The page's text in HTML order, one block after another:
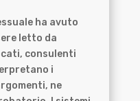
ha avuto
letto da
consulenti
i
ne